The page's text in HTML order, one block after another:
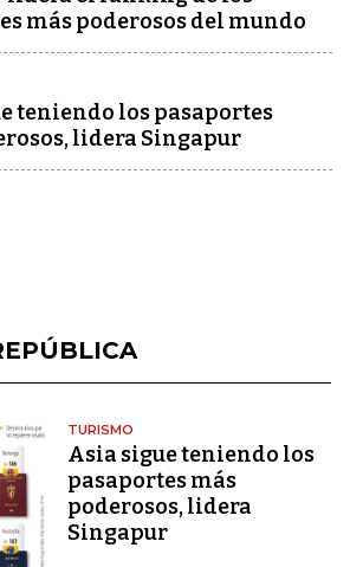
más poderosos del mundo
teniendo los pasaportes
lidera Singapur
TURISMO
Asia sigue teniendo los
pasaportes más
poderosos, lidera
Singapur